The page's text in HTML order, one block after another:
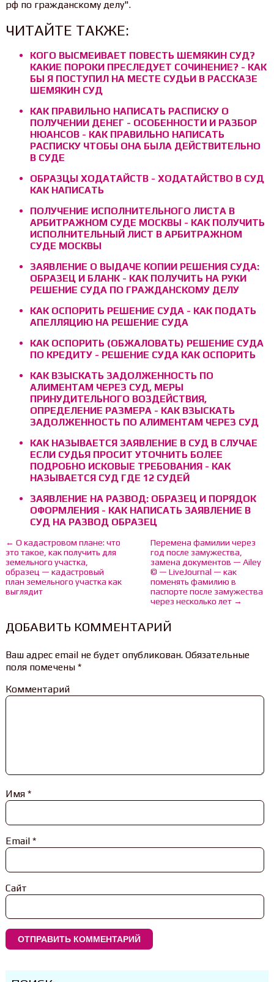
рф по гражданскому делу".
ЧИТАЙТЕ ТАКЖЕ:
КОГО ВЫСМЕИВАЕТ ПОВЕСТЬ ШЕМЯКИН СУД?
КАКИЕ ПОРОКИ ПРЕСЛЕДУЕТ СОЧИНЕНИЕ? - КАК
БЫ Я ПОСТУПИЛ НА МЕСТЕ СУДЬИ В РАССКАЗЕ
ШЕМЯКИН СУД
КАК ПРАВИЛЬНО НАПИСАТЬ РАСПИСКУ О
ПОЛУЧЕНИИ ДЕНЕГ - ОСОБЕННОСТИ И РАЗБОР
НЮАНСОВ - КАК ПРАВИЛЬНО НАПИСАТЬ
РАСПИСКУ ЧТОБЫ ОНА БЫЛА ДЕЙСТВИТЕЛЬНО
В СУДЕ
ОБРАЗЦЫ ХОДАТАЙСТВ - ХОДАТАЙСТВО В СУД
КАК НАПИСАТЬ
ПОЛУЧЕНИЕ ИСПОЛНИТЕЛЬНОГО ЛИСТА В
АРБИТРАЖНОМ СУДЕ МОСКВЫ - КАК ПОЛУЧИТЬ
ИСПОЛНИТЕЛЬНЫЙ ЛИСТ В АРБИТРАЖНОМ
СУДЕ МОСКВЫ
ЗАЯВЛЕНИЕ О ВЫДАЧЕ КОПИИ РЕШЕНИЯ СУДА:
ОБРАЗЕЦ И БЛАНК - КАК ПОЛУЧИТЬ НА РУКИ
РЕШЕНИЕ СУДА ПО ГРАЖДАНСКОМУ ДЕЛУ
КАК ОСПОРИТЬ РЕШЕНИЕ СУДА - КАК ПОДАТЬ
АПЕЛЛЯЦИЮ НА РЕШЕНИЕ СУДА
КАК ОСПОРИТЬ (ОБЖАЛОВАТЬ) РЕШЕНИЕ СУДА
ПО КРЕДИТУ - РЕШЕНИЕ СУДА КАК ОСПОРИТЬ
КАК ВЗЫСКАТЬ ЗАДОЛЖЕННОСТЬ ПО
АЛИМЕНТАМ ЧЕРЕЗ СУД, МЕРЫ
ПРИНУДИТЕЛЬНОГО ВОЗДЕЙСТВИЯ,
ОПРЕДЕЛЕНИЕ РАЗМЕРА - КАК ВЗЫСКАТЬ
ЗАДОЛЖЕННОСТЬ ПО АЛИМЕНТАМ ЧЕРЕЗ СУД
КАК НАЗЫВАЕТСЯ ЗАЯВЛЕНИЕ В СУД В СЛУЧАЕ
ЕСЛИ СУДЬЯ ПРОСИТ УТОЧНИТЬ БОЛЕЕ
ПОДРОБНО ИСКОВЫЕ ТРЕБОВАНИЯ - КАК
НАЗЫВАЕТСЯ СУД ГДЕ 12 СУДЕЙ
ЗАЯВЛЕНИЕ НА РАЗВОД: ОБРАЗЕЦ И ПОРЯДОК
ОФОРМЛЕНИЯ - КАК НАПИСАТЬ ЗАЯВЛЕНИЕ В
СУД НА РАЗВОД ОБРАЗЕЦ
← О кадастровом плане: что
это такое, как получить для
земельного участка,
образец — кадастровый
план земельного участка как
выглядит
Перемена фамилии через
год после замужества,
замена документов — Ailey
© — LiveJournal — как
поменять фамилию в
паспорте после замужества
через несколько лет →
ДОБАВИТЬ КОММЕНТАРИЙ
Ваш адрес email не будет опубликован.Обязательные
поля помечены *
Комментарий
Имя *
Email *
Сайт